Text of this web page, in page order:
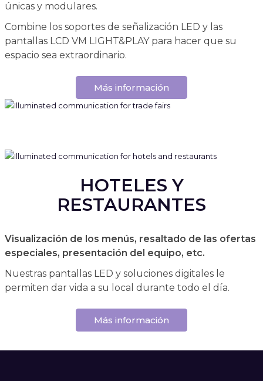
únicas y modulares.
Combine los soportes de señalización LED y las
pantallas LCD VM LIGHT&PLAY para hacer que su
espacio sea extraordinario.
Más información
HOTELES Y
RESTAURANTES
Visualización de los menús, resaltado de las ofertas
especiales, presentación del equipo, etc.
Nuestras pantallas LED y soluciones digitales le
permiten dar vida a su local durante todo el día.
Más información